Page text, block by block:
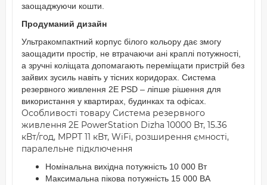
заощаджуючи кошти.
Продуманий дизайн
Ультракомпактний корпус білого кольору дає змогу
заощадити простір, не втрачаючи ані краплі потужності,
а зручні коліщата допомагають переміщати пристрій без
зайвих зусиль навіть у тісних коридорах. Система
резервного живлення 2E PSD – ліпше рішення для
використання у квартирах, будинках та офісах.
Особливості товару Система резервного
живлення 2E PowerStation Dizha 10000 Вт, 15.36
кВт/год, MPPT 11 кВт, WiFi, розширення ємності,
паралельне підключення
Номінальна вихідна потужність 10 000 Вт
Максимальна пікова потужність 15 000 ВА